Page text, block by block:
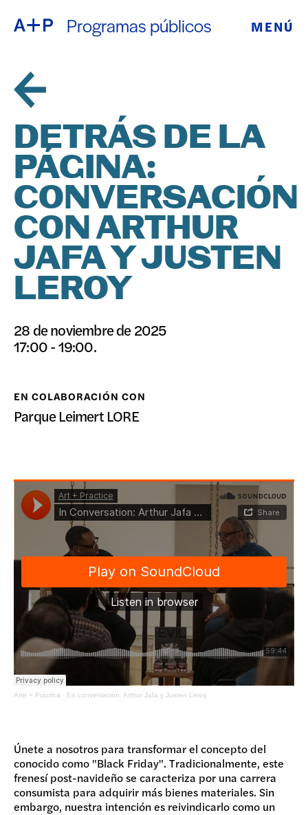
Programas públicos MENÚ
EDUCACIÓN
JUVENTUD
DE CRIANZA
PROGRAMAS
PÚBLICOS
ARCHIVO
DONAR
ESPAÑOL
普通话
日本語
DETRÁS DE LA
PÁGINA:
CONVERSACIÓN
CON ARTHUR
JAFA Y JUSTEN
LEROY
28 de noviembre de 2025
17:00 - 19:00.
EN COLABORACIÓN CON
Parque Leimert LORE
Arte + Práctica · En conversación: Arthur Jafa y Justen Leroy
Únete a nosotros para transformar el concepto del
conocido como "Black Friday". Tradicionalmente, este
frenesí post-navideño se caracteriza por una carrera
consumista para adquirir más bienes materiales. Sin
embargo, nuestra intención es reivindicarlo como un